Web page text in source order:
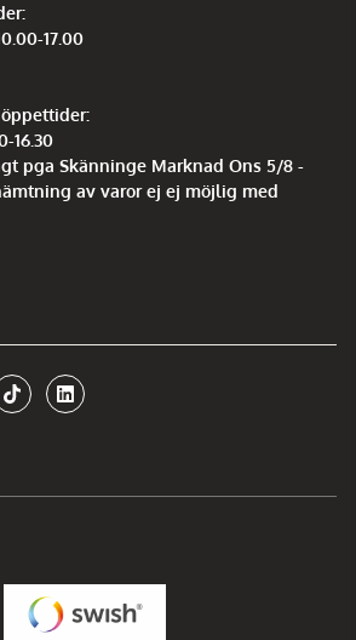
17.00
16.30
pga Skänninge Marknad Ons 5/8 -
av varor ej ej möjlig med